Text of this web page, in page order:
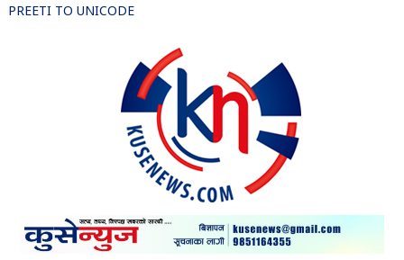
PREETI TO UNICODE